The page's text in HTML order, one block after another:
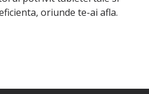
oriunde te-ai afla.